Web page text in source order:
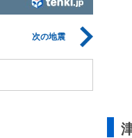
次の地震